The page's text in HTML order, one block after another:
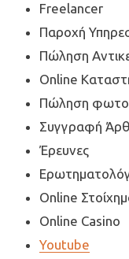
Freelancer
​Παροχή
Πώληση
Online
Πώληση
Συγγραφή
Έρευνες
Online
Online Casino
Youtube